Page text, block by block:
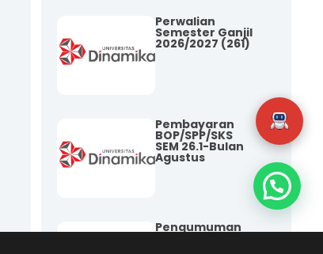
Perwalian
Semester Ganjil
2026/2027 (261)
Pembayaran
BOP/SPP/SKS
SEM 26.1-Bulan
Agustus
Pengumuman